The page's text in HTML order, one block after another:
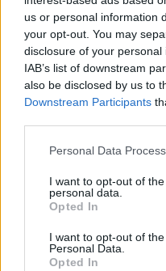
us or personal information
your opt-out. You may
disclosure of your
IAB’s list of downstream
also be disclosed by us to
Downstream Participants
Personal Data
I want to opt-out of
personal data.
Opted In
I want to opt-out of
Personal Data.
Opted In
ΕΡΤ: Εντυπωσιακή
αύξηση κερδοφορίας
στη φετινή Eurovision
20.05.2026